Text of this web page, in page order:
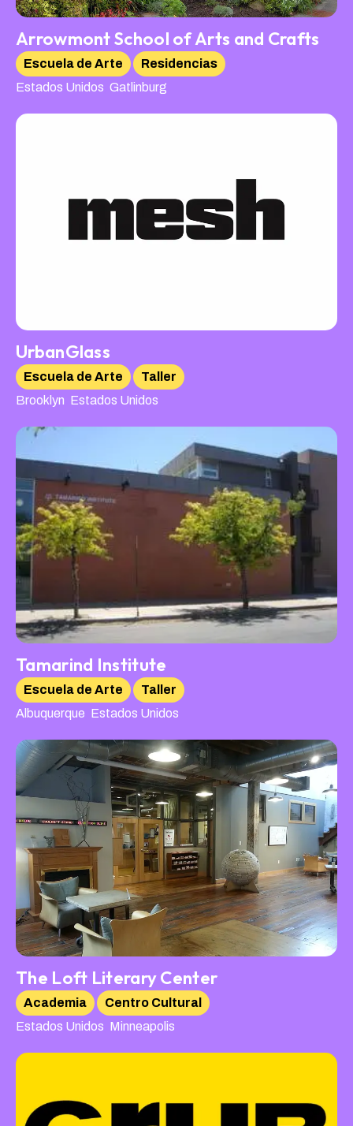
Arrowmont School of Arts and Crafts
Escuela de Arte
Residencias
Estados Unidos Gatlinburg
UrbanGlass
Escuela de Arte
Taller
Brooklyn Estados Unidos
Tamarind Institute
Escuela de Arte
Taller
Albuquerque Estados Unidos
The Loft Literary Center
Academia
Centro Cultural
Estados Unidos Minneapolis